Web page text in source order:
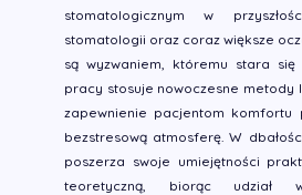
stomatologicznym w
stomatologii oraz coraz większe
są wyzwaniem, któremu stara się
pracy stosuje nowoczesne metody
zapewnienie pacjentom komfortu
bezstresową atmosferę. W
poszerza swoje umiejętności
teoretyczną, biorąc udział